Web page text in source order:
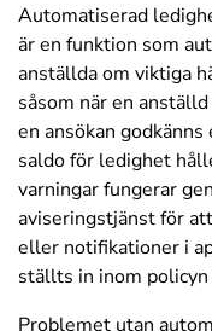
Automatiserad
är en funktion som
anställda om viktiga
såsom när en
en ansökan
saldo för ledighet
varningar fungerar
aviseringstjänst för
eller notifikationer i
ställts in inom
Problemet utan